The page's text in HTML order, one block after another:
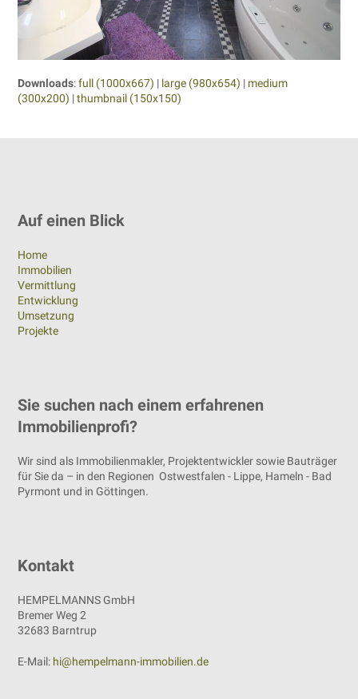
Downloads:full (1000x667) | large (980x654) | medium
(300x200) |thumbnail (150x150)
Auf einen Blick
Home
Immobilien
Vermittlung
Entwicklung
Umsetzung
Projekte
Sie suchen nach einem erfahrenen
Immobilienprofi?
Wir sind als Immobilienmakler, Projektentwickler sowie Bauträger
für Sie da – in den Regionen Ostwestfalen - Lippe, Hameln - Bad
Pyrmont und in Göttingen.
Kontakt
HEMPELMANNS GmbH
Bremer Weg 2
32683 Barntrup
E-Mail: hi@hempelmann-immobilien.de